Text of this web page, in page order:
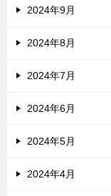
2024年9月
2024年8月
2024年7月
2024年6月
2024年5月
2024年4月